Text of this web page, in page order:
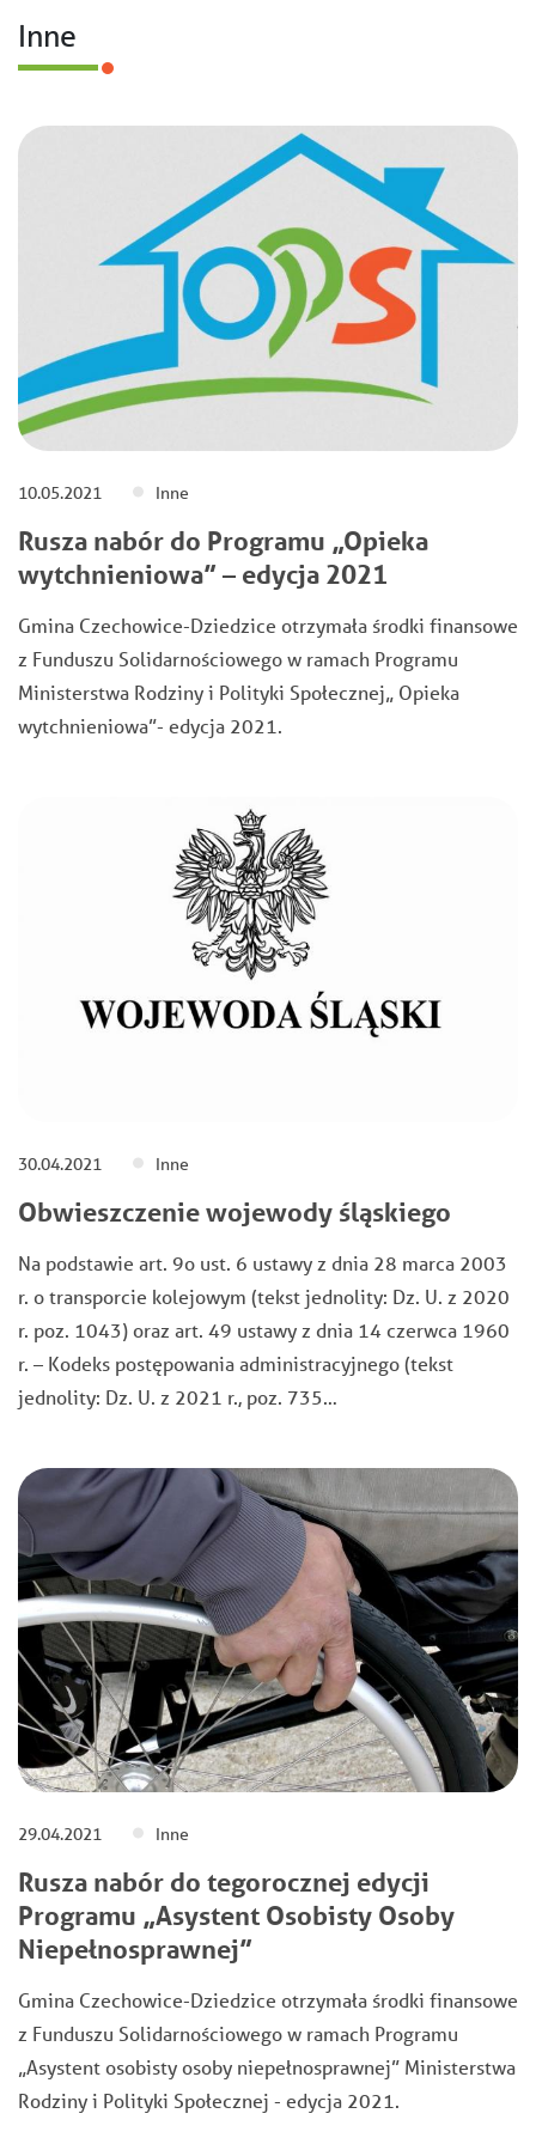
Inne
10.05.2021 Inne
Rusza nabór do Programu „Opieka
wytchnieniowa” – edycja 2021
Gmina Czechowice-Dziedzice otrzymała środki finansowe
z Funduszu Solidarnościowego w ramach Programu
Ministerstwa Rodziny i Polityki Społecznej„ Opieka
wytchnieniowa”- edycja 2021.
30.04.2021 Inne
Obwieszczenie wojewody śląskiego
Na podstawie art. 9o ust. 6 ustawy z dnia 28 marca 2003
r. o transporcie kolejowym (tekst jednolity: Dz. U. z 2020
r. poz. 1043) oraz art. 49 ustawy z dnia 14 czerwca 1960
r. – Kodeks postępowania administracyjnego (tekst
jednolity: Dz. U. z 2021 r., poz. 735…
29.04.2021 Inne
Rusza nabór do tegorocznej edycji
Programu „Asystent Osobisty Osoby
Niepełnosprawnej”
Gmina Czechowice-Dziedzice otrzymała środki finansowe
z Funduszu Solidarnościowego w ramach Programu
„Asystent osobisty osoby niepełnosprawnej” Ministerstwa
Rodziny i Polityki Społecznej - edycja 2021.